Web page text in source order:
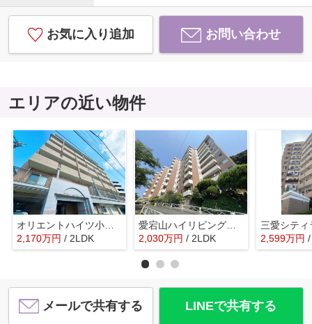
お気に入り追加 お問い合わせ
エリアの近い物件
オリエントハイツ小戸☆仲介手数料無料☆
2,170万円 / 2LDK
愛宕山ハイリビング☆仲介手数料無料☆
2,030万円 / 2LDK 2,599万円
メールで共有する LINEで共有する